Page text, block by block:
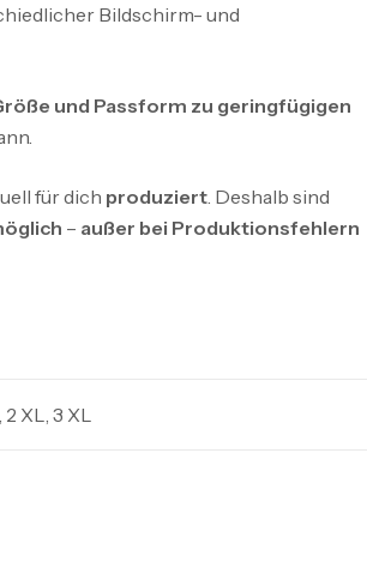
Bildschirm- und
und Passform zu geringfügigen
für dich produziert . Deshalb sind
– außer bei Produktionsfehlern
2 XL, 3 XL